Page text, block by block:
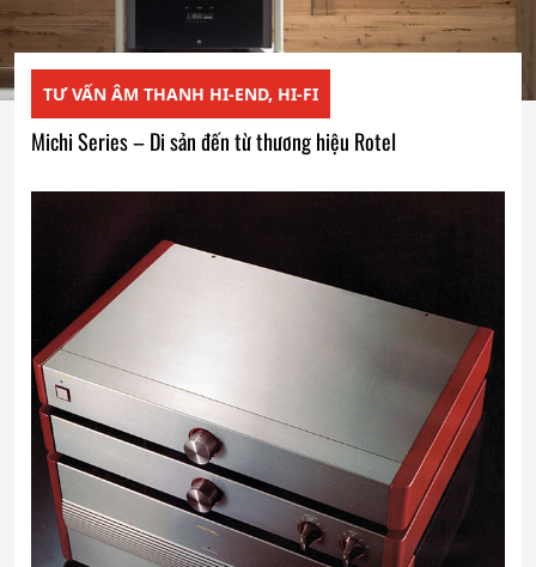
TƯ VẤN ÂM THANH HI-END, HI-FI
Michi Series – Di sản đến từ thương hiệu Rotel